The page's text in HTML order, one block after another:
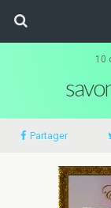
10
Partager